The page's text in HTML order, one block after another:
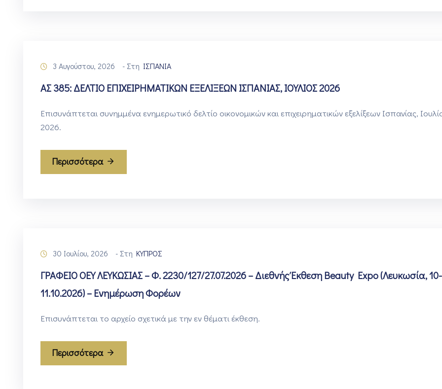
3 Αυγούστου, 2026 - Στη ΙΣΠΑΝΙΑ
ΑΣ 385: ΔΕΛΤΙΟ ΕΠΙΧΕΙΡΗΜΑΤΙΚΩΝ ΕΞΕΛΙΞΕΩΝ ΙΣΠΑΝΙΑΣ, ΙΟΥΛΙΟΣ 2026
Επισυνάπτεται συνημμένα ενημερωτικό δελτίο οικονομικών και επιχειρηματικών εξελίξεων Ισπανίας,
2026.
Περισσότερα
30 Ιουλίου, 2026 - Στη ΚΥΠΡΟΣ
ΓΡΑΦΕΙΟ ΟΕΥ ΛΕΥΚΩΣΙΑΣ – Φ. 2230/127/27.07.2026 – Διεθνής Έκθεση Beauty Expo (Λευκωσία, 10-
11.10.2026) – Ενημέρωση Φορέων
Επισυνάπτεται το αρχείο σχετικά με την εν θέματι έκθεση.
Περισσότερα